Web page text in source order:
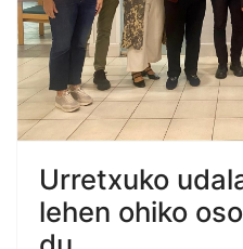
Urretxuko
lehen ohiko